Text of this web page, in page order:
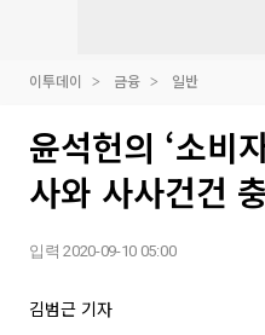
이투데이 금융 일반
윤석헌의 ‘소비
사와 사사건건
입력 2020-09-10 05:00
김범근 기자